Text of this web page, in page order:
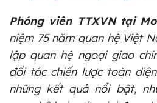
Phóng viên TTXVN tại
niệm 75 năm quan hệ Việt
lập quan hệ ngoại giao
đối tác chiến lược toàn
những kết quả nổi bật,